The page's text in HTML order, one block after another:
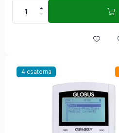
4 csatorna